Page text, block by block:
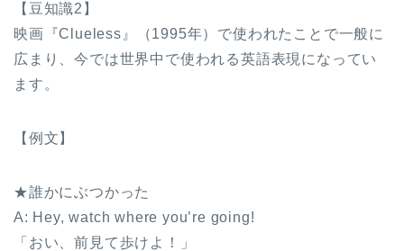
【豆知識2】
映画『Clueless』（1995年）で使われたことで一般に
広まり、今では世界中で使われる英語表現になってい
ます。
【例文】
★誰かにぶつかった
A: Hey, watch where you’re going!
「おい、前見て歩けよ！」